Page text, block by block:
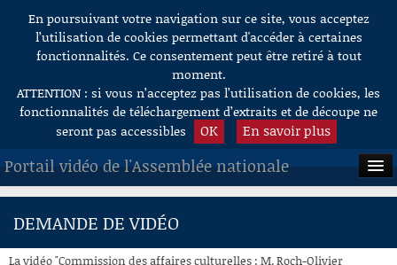
Aller au contenu
En poursuivant votre navigation sur ce site, vous acceptez
l’utilisation de cookies permettant d'accéder à certaines
fonctionnalités. Ce consentement peut être retiré à tout
moment.
ATTENTION : si vous n’acceptez pas l’utilisation de cookies, les
fonctionnalités de téléchargement d’extraits et de découpe ne
seront pas accessibles
OK En savoir plus
Portail vidéo de l'Assemblée nationale
ACCUEIL
DEMANDE DE VIDÉO
La vidéo "Commission des affaires culturelles : M. Roch-Olivier